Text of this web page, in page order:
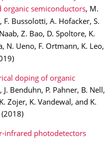
organic semiconductors, M.
F. Bussolotti, A. Hofacker, S.
Z. Bao, D. Spoltore, K.
N. Ueno, F. Ortmann, K. Leo,
doping of organic
J. Benduhn, P. Pahner, B. Nell,
Zojer, K. Vandewal, and K.
infrared photodetectors